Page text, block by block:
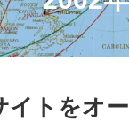
トをオ